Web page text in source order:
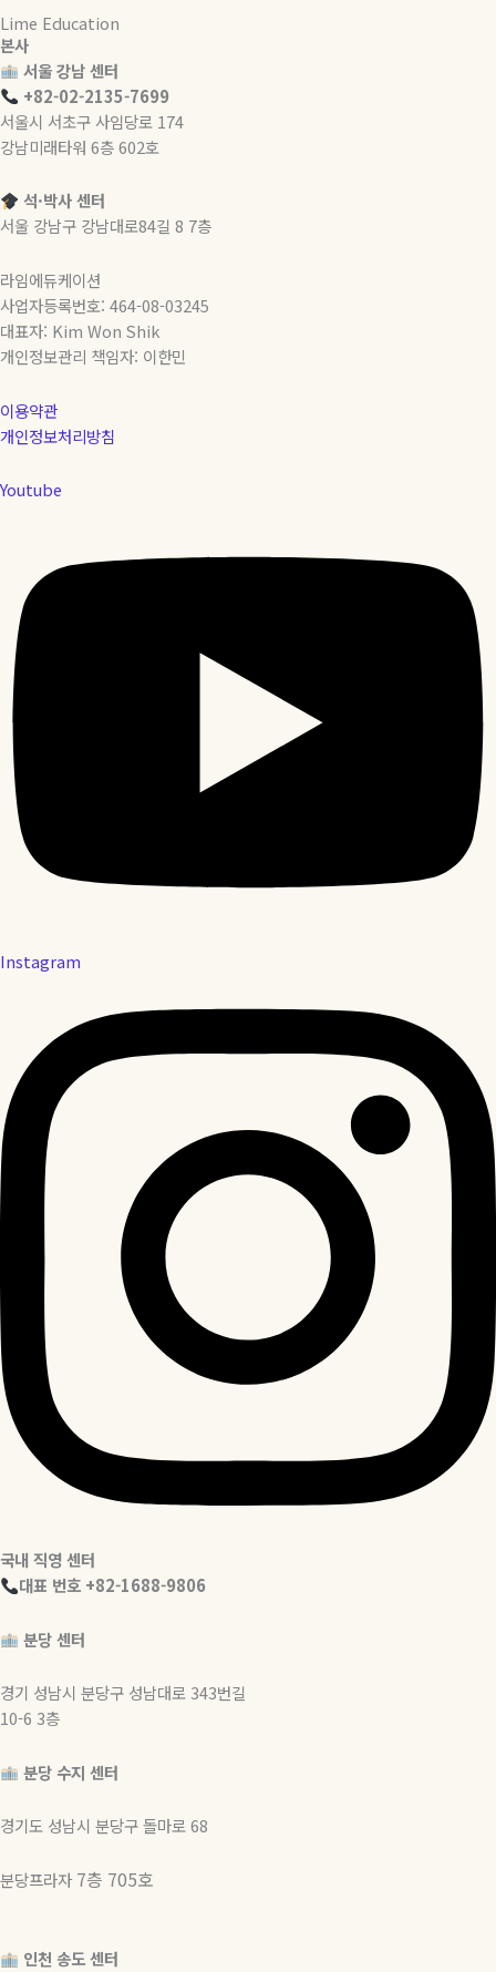
Lime Education
본사
서울 강남 센터
+82-02-2135-7699
서울시 서초구 사임당로 174
강남미래타워 6층 602호
석·박사 센터
서울 강남구 강남대로84길 8 7층
라임에듀케이션
사업자등록번호: 464-08-03245
대표자: Kim Won Shik
개인정보관리 책임자: 이한민
이용약관
개인정보처리방침
Youtube
Instagram
국내 직영 센터
대표 번호 +82-1688-9806
분당 센터
경기 성남시 분당구 성남대로 343번길
10-6 3층
분당 수지 센터
경기도 성남시 분당구 돌마로 68
분당프라자 7층 705호
인천 송도 센터